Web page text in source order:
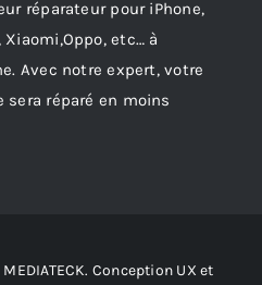
réparateur pour iPhone,
Xiaomi,Oppo, etc… à
Avec notre expert, votre
réparé en moins
Conception UX et